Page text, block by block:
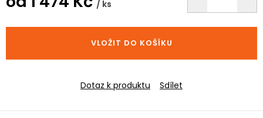
/ ks
cena:
VLOŽIT DO KOŠÍKU
Dotaz k produktu Sdílet